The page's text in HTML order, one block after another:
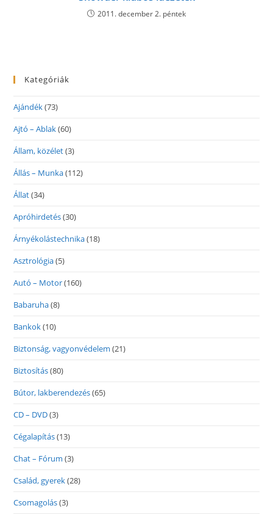
2011. december 2. péntek
Kategóriák
Ajándék(73)
Ajtó – Ablak(60)
Állam, közélet(3)
Állás – Munka(112)
Állat(34)
Apróhirdetés(30)
Árnyékolástechnika(18)
Asztrológia(5)
Autó – Motor(160)
Babaruha(8)
Bankok(10)
Biztonság, vagyonvédelem (21)
Biztosítás(80)
Bútor, lakberendezés(65)
CD – DVD(3)
Cégalapítás(13)
Chat – Fórum (3)
Család, gyerek(28)
Csomagolás(3)